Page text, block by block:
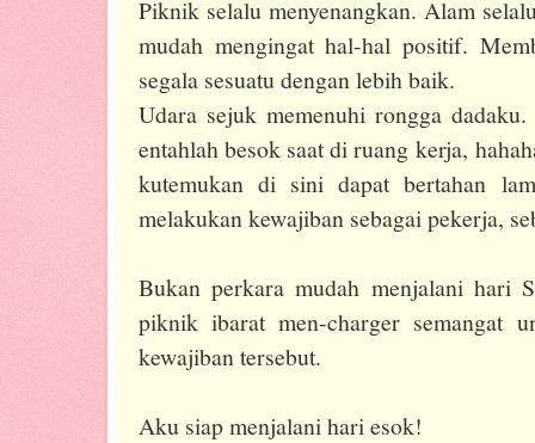
Piknik selalu menyenangkan. Alam
mudah mengingat hal-hal positif.
segala sesuatu dengan lebih baik.
Udara sejuk memenuhi rongga
entahlah besok saat di ruang kerja,
kutemukan di sini dapat bertahan
melakukan kewajiban sebagai pekerja,
Bukan perkara mudah menjalani hari
piknik ibarat men-charger semangat
kewajiban tersebut.
Aku siap menjalani hari esok!